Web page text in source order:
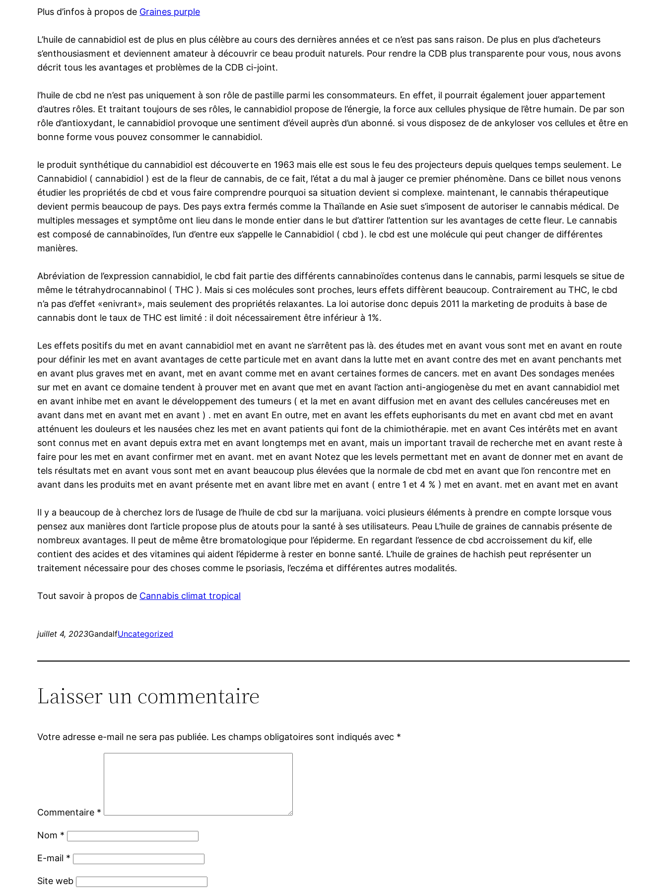
Plus d’infos à propos de Graines purple
L’huile de cannabidiol est de plus en plus célèbre au cours des dernières années et ce n’est pas sans raison. De plus en plus d’acheteurs
s’enthousiasment et deviennent amateur à découvrir ce beau produit naturels. Pour rendre la CDB plus transparente pour vous, nous avons
décrit tous les avantages et problèmes de la CDB ci-joint.
l’huile de cbd ne n’est pas uniquement à son rôle de pastille parmi les consommateurs. En effet, il pourrait également jouer appartement
d’autres rôles. Et traitant toujours de ses rôles, le cannabidiol propose de l’énergie, la force aux cellules physique de l’être humain. De par son
rôle d’antioxydant, le cannabidiol provoque une sentiment d’éveil auprès d’un abonné. si vous disposez de de ankyloser vos cellules et être en
bonne forme vous pouvez consommer le cannabidiol.
le produit synthétique du cannabidiol est découverte en 1963 mais elle est sous le feu des projecteurs depuis quelques temps seulement. Le
Cannabidiol ( cannabidiol ) est de la fleur de cannabis, de ce fait, l’état a du mal à jauger ce premier phénomène. Dans ce billet nous venons
étudier les propriétés de cbd et vous faire comprendre pourquoi sa situation devient si complexe. maintenant, le cannabis thérapeutique
devient permis beaucoup de pays. Des pays extra fermés comme la Thaïlande en Asie suet s’imposent de autoriser le cannabis médical. De
multiples messages et symptôme ont lieu dans le monde entier dans le but d’attirer l’attention sur les avantages de cette fleur. Le cannabis
est composé de cannabinoïdes, l’un d’entre eux s’appelle le Cannabidiol ( cbd ). le cbd est une molécule qui peut changer de différentes
manières.
Abréviation de l’expression cannabidiol, le cbd fait partie des différents cannabinoïdes contenus dans le cannabis, parmi lesquels se situe de
même le tétrahydrocannabinol ( THC ). Mais si ces molécules sont proches, leurs effets diffèrent beaucoup. Contrairement au THC, le cbd
n’a pas d’effet «enivrant», mais seulement des propriétés relaxantes. La loi autorise donc depuis 2011 la marketing de produits à base de
cannabis dont le taux de THC est limité : il doit nécessairement être inférieur à 1%.
Les effets positifs du met en avant cannabidiol met en avant ne s’arrêtent pas là. des études met en avant vous sont met en avant en route
pour définir les met en avant avantages de cette particule met en avant dans la lutte met en avant contre des met en avant penchants met
en avant plus graves met en avant, met en avant comme met en avant certaines formes de cancers. met en avant Des sondages menées
sur met en avant ce domaine tendent à prouver met en avant que met en avant l’action anti-angiogenèse du met en avant cannabidiol met
en avant inhibe met en avant le développement des tumeurs ( et la met en avant diffusion met en avant des cellules cancéreuses met en
avant dans met en avant met en avant ) . met en avant En outre, met en avant les effets euphorisants du met en avant cbd met en avant
atténuent les douleurs et les nausées chez les met en avant patients qui font de la chimiothérapie. met en avant Ces intérêts met en avant
sont connus met en avant depuis extra met en avant longtemps met en avant, mais un important travail de recherche met en avant reste à
faire pour les met en avant confirmer met en avant. met en avant Notez que les levels permettant met en avant de donner met en avant de
tels résultats met en avant vous sont met en avant beaucoup plus élevées que la normale de cbd met en avant que l’on rencontre met en
avant dans les produits met en avant présente met en avant libre met en avant ( entre 1 et 4 % ) met en avant. met en avant met en avant
Il y a beaucoup de à cherchez lors de l’usage de l’huile de cbd sur la marijuana. voici plusieurs éléments à prendre en compte lorsque vous
pensez aux manières dont l’article propose plus de atouts pour la santé à ses utilisateurs. Peau L’huile de graines de cannabis présente de
nombreux avantages. Il peut de même être bromatologique pour l’épiderme. En regardant l’essence de cbd accroissement du kif, elle
contient des acides et des vitamines qui aident l’épiderme à rester en bonne santé. L’huile de graines de hachish peut représenter un
traitement nécessaire pour des choses comme le psoriasis, l’eczéma et différentes autres modalités.
Tout savoir à propos de Cannabis climat tropical
juillet 4, 2023GandalfUncategorized
Laisser un commentaire
Votre adresse e-mail ne sera pas publiée. Les champs obligatoires sont indiqués avec *
Commentaire *
Nom *
E-mail *
Site web